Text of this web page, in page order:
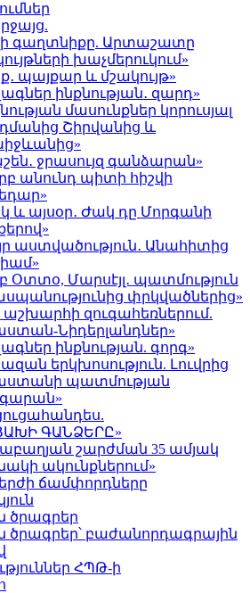
գաղտնիքը. Արտաշատը
խաչմերուկում»
պայքար և մշակույթ»
ինքնության․ զարդ»
մասունքներ կորուսյալ
Շիրվանից և
ջրասույզ գանձարան»
անունդ պիտի հիշվի
և այսօր․ Ժակ դը Մորգանի
աստվածություն․ Անահիտից
Օտտօ, Մարսէյլ․ պատմություն
փրկվածներից»
աշխարհի զուգահեռներում.
Նիդերլանդներ»
ինքնության. գորգ»
երկխոսություն. Լուվրից
պատմության
ԳԱՆՁԵՐԸ»
շարժման 35 ամյակ
ակունքներում»
ճամփորդները
ծրագրեր
ծրագրեր՝ բաժանորդագրային
ՀՊԹ-ի